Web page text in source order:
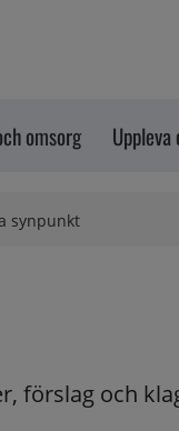
omsorg Uppleva
synpunkt
förslag och